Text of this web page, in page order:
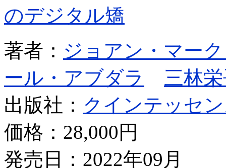
のデジタル矯
著者： ジョアン・マー
ール・アブダラ
三林
出版社： クインテッセ
価格： 28,000円
発売日：2022年09月